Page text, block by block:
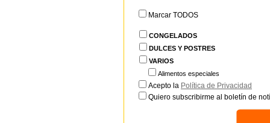
Marcar TODOS
CONGELADOS
DULCES Y POSTRES
VARIOS
Alimentos especiales
Acepto la Política de Privacidad
Quiero subscribirme al boletín de